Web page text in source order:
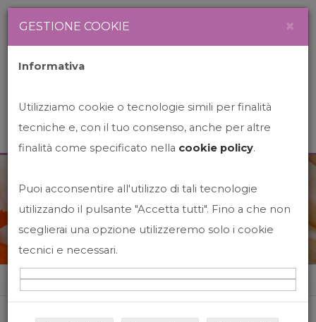
News&Events
Home News&events
GESTIONE COOKIE ×
Informativa
Utilizziamo cookie o tecnologie simili per finalità
tecniche e, con il tuo consenso, anche per altre
finalità come specificato nella cookie policy.
Puoi acconsentire all'utilizzo di tali tecnologie
utilizzando il pulsante "Accetta tutti". Fino a che non
sceglierai una opzione utilizzeremo solo i cookie
tecnici e necessari.